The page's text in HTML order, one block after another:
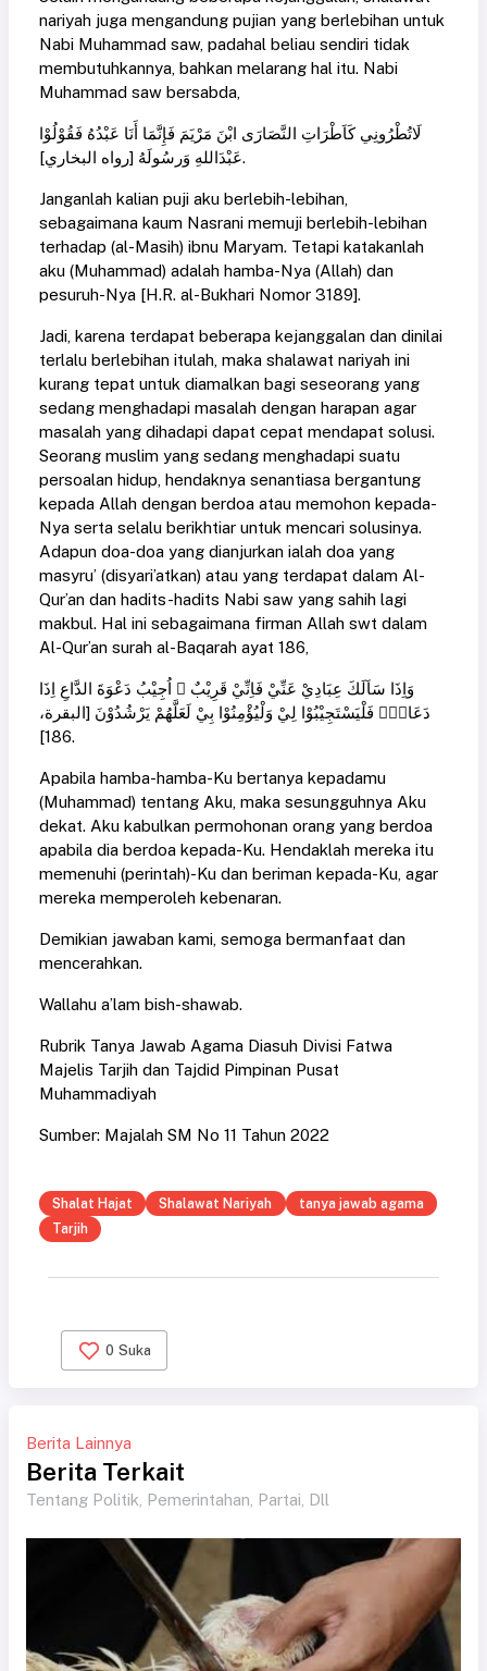
nariyah juga mengandung pujian yang berlebihan untuk
Nabi Muhammad saw, padahal beliau sendiri tidak
membutuhkannya, bahkan melarang hal itu. Nabi
Muhammad saw bersabda,
لَاتُطْرُونِي كَاَطْرَاتِ النَّصَارَى ابْنَ مَرْيَمَ فَإِنَّمَا أَنَا عَبْدُهُ فَقُوْلُوْا
عَبْدَاللهِ وَرسُولَهُ [رواه البخاري].
Janganlah kalian puji aku berlebih-lebihan,
sebagaimana kaum Nasrani memuji berlebih-lebihan
terhadap (al-Masih) ibnu Maryam. Tetapi katakanlah
aku (Muhammad) adalah hamba-Nya (Allah) dan
pesuruh-Nya [H.R. al-Bukhari Nomor 3189].
Jadi, karena terdapat beberapa kejanggalan dan dinilai
terlalu berlebihan itulah, maka shalawat nariyah ini
kurang tepat untuk diamalkan bagi seseorang yang
sedang menghadapi masalah dengan harapan agar
masalah yang dihadapi dapat cepat mendapat solusi.
Seorang muslim yang sedang menghadapi suatu
persoalan hidup, hendaknya senantiasa bergantung
kepada Allah dengan berdoa atau memohon kepada-
Nya serta selalu berikhtiar untuk mencari solusinya.
Adapun doa-doa yang dianjurkan ialah doa yang
masyru’ (disyari’atkan) atau yang terdapat dalam Al-
Qur’an dan hadits-hadits Nabi saw yang sahih lagi
makbul. Hal ini sebagaimana firman Allah swt dalam
Al-Qur’an surah al-Baqarah ayat 186,
وَاِذَا سَاَلَكَ عِبَادِيْ عَنِّيْ فَاِنِّيْ قَرِيْبٌ ۗ اُجِيْبُ دَعْوَةَ الدَّاعِ اِذَا
دَعَانِۙ فَلْيَسْتَجِيْبُوْا لِيْ وَلْيُؤْمِنُوْا بِيْ لَعَلَّهُمْ يَرْشُدُوْنَ [البقرة،
186].
Apabila hamba-hamba-Ku bertanya kepadamu
(Muhammad) tentang Aku, maka sesungguhnya Aku
dekat. Aku kabulkan permohonan orang yang berdoa
apabila dia berdoa kepada-Ku. Hendaklah mereka itu
memenuhi (perintah)-Ku dan beriman kepada-Ku, agar
mereka memperoleh kebenaran.
Demikian jawaban kami, semoga bermanfaat dan
mencerahkan.
Wallahu a’lam bish-shawab.
Rubrik Tanya Jawab Agama Diasuh Divisi Fatwa
Majelis Tarjih dan Tajdid Pimpinan Pusat
Muhammadiyah
Sumber: Majalah SM No 11 Tahun 2022
Shalat Hajat Shalawat Nariyah
tanya jawab agama
Tarjih
0 Suka
Berita Lainnya
Berita Terkait
Tentang Politik, Pemerintahan, Partai, Dll